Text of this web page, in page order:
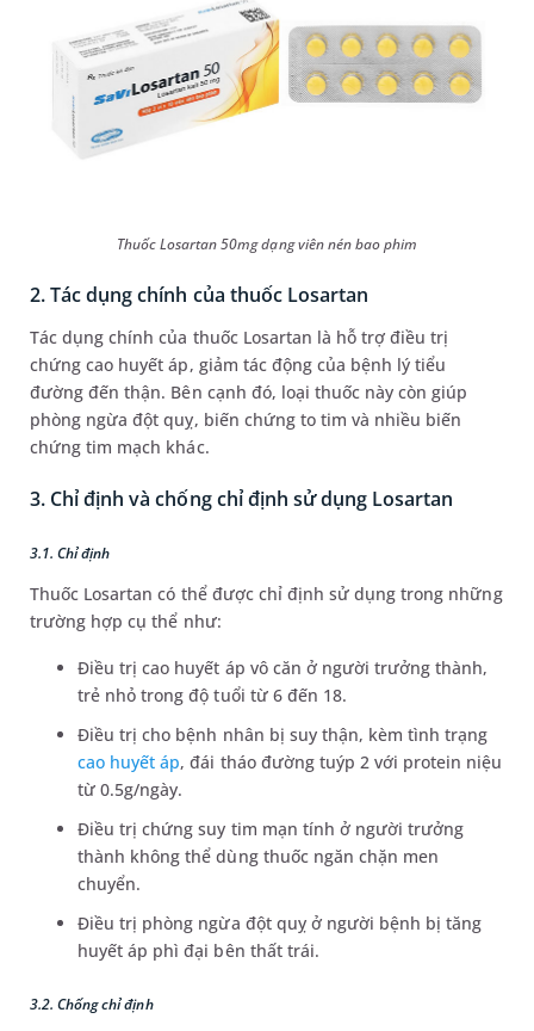
Thuốc Losartan 50mg dạng viên nén bao phim
2. Tác dụng chính của thuốc Losartan
Tác dụng chính của thuốc Losartan là hỗ trợ điều trị
chứng cao huyết áp, giảm tác động của bệnh lý tiểu
đường đến thận. Bên cạnh đó, loại thuốc này còn giúp
phòng ngừa đột quỵ, biến chứng to tim và nhiều biến
chứng tim mạch khác.
3. Chỉ định và chống chỉ định sử dụng Losartan
3.1. Chỉ định
Thuốc Losartan có thể được chỉ định sử dụng trong những
trường hợp cụ thể như:
Điều trị cao huyết áp vô căn ở người trưởng thành,
trẻ nhỏ trong độ tuổi từ 6 đến 18.
Điều trị cho bệnh nhân bị suy thận, kèm tình trạng
cao huyết áp, đái tháo đường tuýp 2 với protein niệu
từ 0.5g/ngày.
Điều trị chứng suy tim mạn tính ở người trưởng
thành không thể dùng thuốc ngăn chặn men
chuyển.
Điều trị phòng ngừa đột quỵ ở người bệnh bị tăng
huyết áp phì đại bên thất trái.
3.2. Chống chỉ định